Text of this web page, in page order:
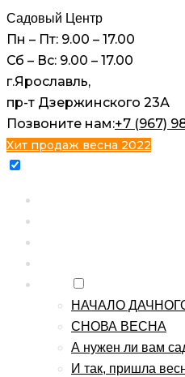
Садовый Центр
Пн – Пт: 9.00 – 17.00
Сб – Вс: 9.00 – 17.00
г.Ярославль,
пр-т Дзержинского 23А
Позвоните нам:+7 (967)
Хит продаж весна 2022
НАЧАЛО
СНОВА ВЕСНА
А нужен ли вам
И так, пришла